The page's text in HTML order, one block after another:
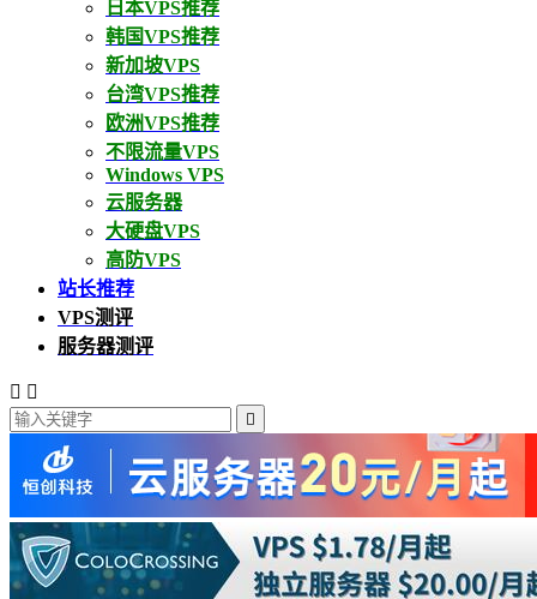
日本VPS推荐
韩国VPS推荐
新加坡VPS
台湾VPS推荐
欧洲VPS推荐
不限流量VPS
Windows VPS
云服务器
大硬盘VPS
高防VPS
站长推荐
VPS测评
服务器测评
 
